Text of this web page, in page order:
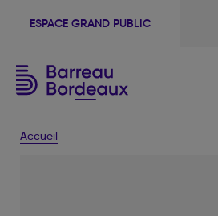
ESPACE GRAND PUBLIC
Accueil